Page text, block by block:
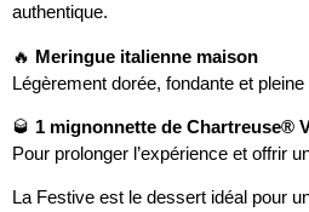
authentique.
🔥 Meringue italienne maison
Légèrement dorée, fondante et pleine
🥃 1 mignonnette de Chartreuse®
Pour prolonger l’expérience et offrir
La Festive est le dessert idéal pour